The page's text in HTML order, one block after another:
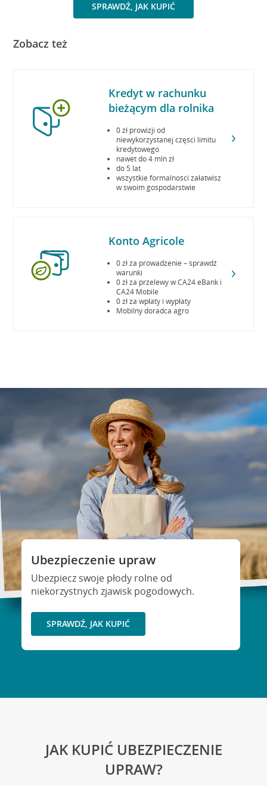
SPRAWDŹ, JAK KUPIĆ
Zobacz też
Kredyt w rachunku
bieżącym dla rolnika
0 zł prowizji od
niewykorzystanej części limitu
kredytowego
nawet do 4 mln zł
do 5 lat
wszystkie formalności załatwisz
w swoim gospodarstwie
Konto Agricole
0 zł za prowadzenie – sprawdź
warunki
0 zł za przelewy w CA24 eBank i
CA24 Mobile
0 zł za wpłaty i wypłaty
Mobilny doradca agro
Ubezpieczenie upraw
Ubezpiecz swoje płody rolne od
niekorzystnych zjawisk pogodowych.
SPRAWDŹ, JAK KUPIĆ
JAK KUPIĆ UBEZPIECZENIE
UPRAW?